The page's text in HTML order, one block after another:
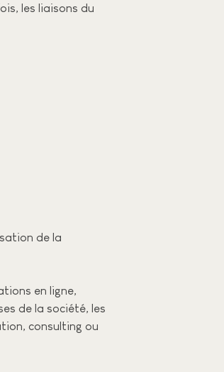
les liaisons du
de la
en ligne,
de la société, les
consulting ou